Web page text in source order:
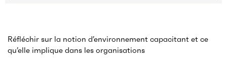
Réfléchir sur la notion d’environnement capacitant et ce
qu’elle implique dans les organisations